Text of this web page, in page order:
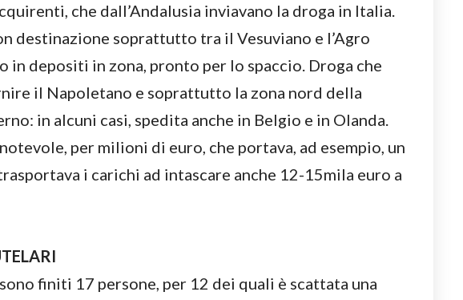
che dall’Andalusia inviavano la droga in Italia.
destinazione soprattutto tra il Vesuviano e l’Agro
in depositi in zona, pronto per lo spaccio. Droga che
il Napoletano e soprattutto la zona nord della
in alcuni casi, spedita anche in Belgio e in Olanda.
per milioni di euro, che portava, ad esempio, un
i carichi ad intascare anche 12-15mila euro a
finiti 17 persone, per 12 dei quali è scattata una